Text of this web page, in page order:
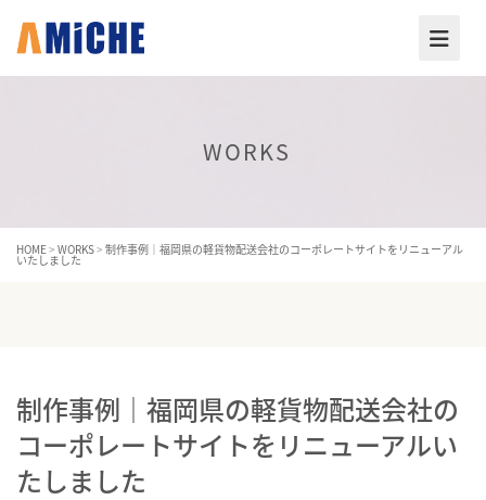
WORKS
HOME> WORKS> 制作事例｜福岡県の軽貨物配送会社のコーポレートサイトをリニューアル
いたしました
制作事例｜福岡県の軽貨物配送会社の
コーポレートサイトをリニューアルい
たしました